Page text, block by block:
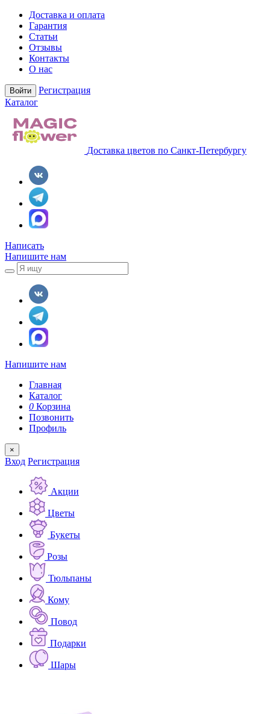
Доставка и оплата
Гарантия
Статьи
Отзывы
Контакты
О нас
Войти
Регистрация
Каталог
Доставка цветов по Санкт-Петербургу
Написать
Напишите нам
Напишите нам
Главная
Каталог
0 Корзина
Позвонить
Профиль
×
Вход Регистрация
Акции
Цветы
Букеты
Розы
Тюльпаны
Кому
Повод
Подарки
Шары